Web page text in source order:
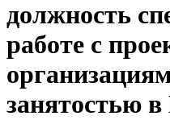
должность
работе с
занятостью